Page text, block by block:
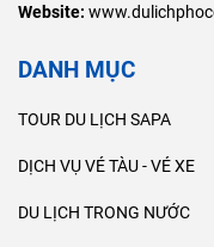
Website:
DANH MỤC
TOUR DU LỊCH SAPA
DỊCH VỤ VÉ TÀU - VÉ XE
DU LỊCH TRONG NƯỚC